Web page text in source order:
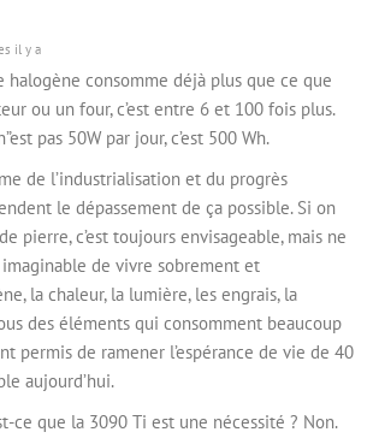
il y a
halogène consomme déjà plus que ce que
ou un four, c’est entre 6 et 100 fois plus.
pas 50W par jour, c’est 500 Wh.
de l’industrialisation et du progrès
le dépassement de ça possible. Si on
pierre, c’est toujours envisageable, mais ne
de vivre sobrement et
la chaleur, la lumière, les engrais, la
des éléments qui consomment beaucoup
permis de ramener l’espérance de vie de 40
aujourd’hui.
ce que la 3090 Ti est une nécessité ? Non.